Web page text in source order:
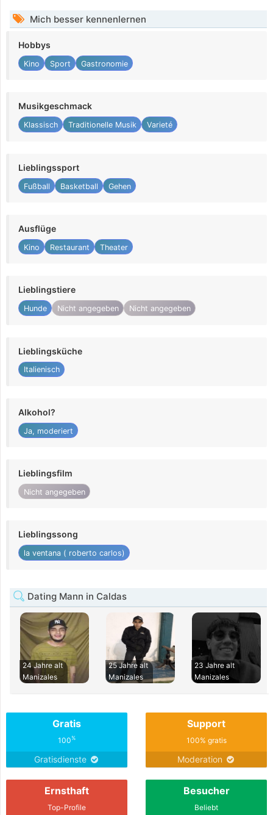
Mich besser kennenlernen
Hobbys
Kino Sport Gastronomie
Musikgeschmack
Klassisch Traditionelle Musik Varieté
Lieblingssport
Fußball Basketball Gehen
Ausflüge
Kino Restaurant Theater
Lieblingstiere
Hunde Nicht angegeben Nicht angegeben
Lieblingsküche
Italienisch
Alkohol?
Ja, moderiert
Lieblingsfilm
Nicht angegeben
Lieblingssong
la ventana ( roberto carlos)
Dating Mann in Caldas
24 Jahre alt
Manizales
25 Jahre alt
Manizales
23 Jahre alt
Manizales
Gratis
100%
Gratisdienste
Support
100% gratis
Moderation
Ernsthaft
Top-Profile
Besucher
Beliebt